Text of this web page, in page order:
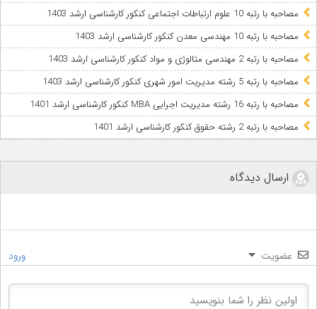
مصاحبه با رتبه 10 علوم ارتباطات اجتماعی کنکور کارشناسی ارشد 1403
مصاحبه با رتبه 10 مهندسی معدن کنکور کارشناسی ارشد 1403
مصاحبه با رتبه 2 مهندسی متالوژی و مواد کنکور کارشناسی ارشد 1403
مصاحبه با رتبه 5 رشته مدیریت امور شهری کنکور کارشناسی ارشد 1403
مصاحبه با رتبه 16 رشته مدیریت اجرایی MBA کنکور کارشناسی ارشد 1401
مصاحبه با رتبه 2 رشته حقوق کنکور کارشناسی ارشد 1401
ارسال دیدگاه
عضویت ورود